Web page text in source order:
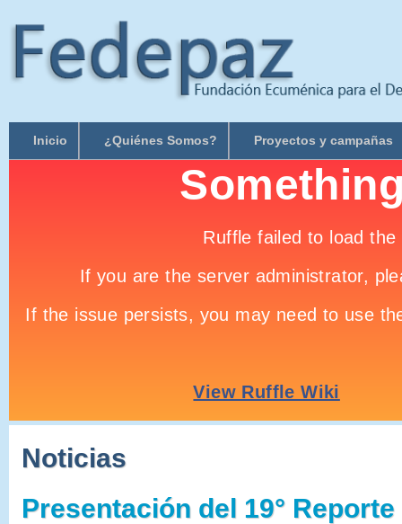
Inicio ¿Quiénes Somos? Proyectos y campañas
Noticias
Presentación del 19° Reporte